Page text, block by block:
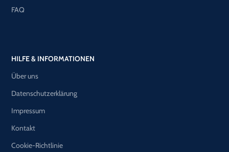
FAQ
HILFE & INFORMATIONEN
Über uns
Datenschutzerklärung
Impressum
Kontakt
Cookie-Richtlinie